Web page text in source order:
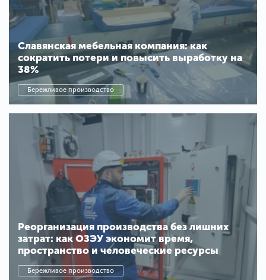
Славянская мебельная компания: как
сократить потери и повысить выработку на
38%
Бережливое производство
Реорганизация производства без лишних
затрат: как ОЗЭУ экономит время,
пространство и человеческие ресурсы
Бережливое производство